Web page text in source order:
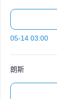
05-14 03:00
朗斯